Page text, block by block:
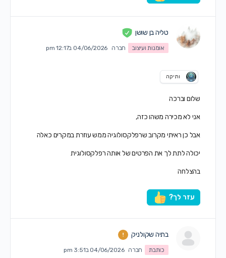
טליה בן שושן
אומנות ועיצוב חברה 04/06/2026 ב12:17 pm
ותיקה
שלום וברכה
אני לא מכירה משהו כזה,
אבל כן ראיתי מקרוב שרפלקסולוגיה ממש עוזרת במקרים כאלה
יכולה לתת לך את הפרטים של אותה רפלקסולוגית
בהצלחה
עזר לך?
בתיה שקולניק
כותבת חברה 04/06/2026 ב3:51 pm